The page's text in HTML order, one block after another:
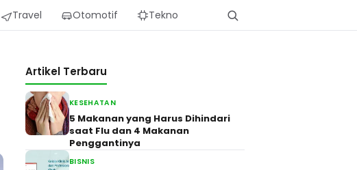
Travel Otomotif Tekno
Artikel Terbaru
KESEHATAN
5 Makanan yang Harus Dihindari
saat Flu dan 4 Makanan
Penggantinya
BISNIS